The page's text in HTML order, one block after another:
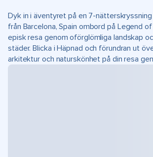
Dyk in i äventyret på en 7-
från Barcelona, Spain ombord på Legend
episk resa genom oförglömliga landskap
städer. Blicka i Häpnad och förundran ut
arkitektur och naturskönhet på din resa